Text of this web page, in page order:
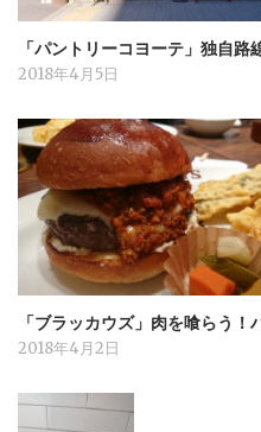
「パントリーコヨーテ」独自路
2018年4月5日
「ブラッカウズ」肉を喰らう
2018年4月2日